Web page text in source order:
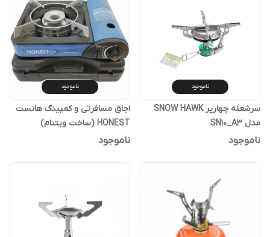
ناموجود
سرشعله چهارپر SNOW HAWK
مدل SN10_A3
ناموجود
ناموجود
اجاق مسافرتی و کمپینگ هانست
HONEST (ساخت ویتنام)
ناموجود